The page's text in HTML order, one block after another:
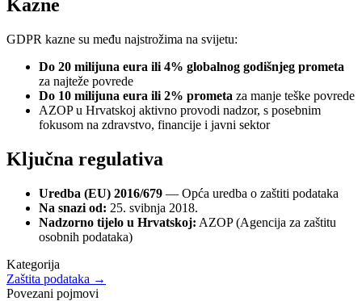
Kazne
GDPR kazne su među najstrožima na svijetu:
Do 20 milijuna eura ili 4% globalnog godišnjeg prometa
za najteže povrede
Do 10 milijuna eura ili 2% prometa za manje teške povrede
AZOP u Hrvatskoj aktivno provodi nadzor, s posebnim
fokusom na zdravstvo, financije i javni sektor
Ključna regulativa
Uredba (EU) 2016/679 — Opća uredba o zaštiti podataka
Na snazi od: 25. svibnja 2018.
Nadzorno tijelo u Hrvatskoj: AZOP (Agencija za zaštitu
osobnih podataka)
Kategorija
Zaštita podataka →
Povezani pojmovi